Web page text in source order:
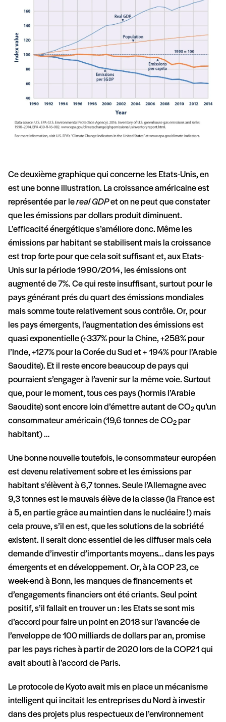
Ce deuxième graphique qui concerne les Etats-Unis, en
est une bonne illustration. La croissance américaine est
représentée par lereal GDPet on ne peut que constater
que les émissions par dollars produit diminuent.
L’efficacité énergétique s’améliore donc. Même les
émissions par habitant se stabilisent mais la croissance
est trop forte pour que cela soit suffisant et, aux Etats-
Unis sur la période 1990/2014, les émissions ont
augmenté de 7%. Ce qui reste insuffisant, surtout pour le
pays générant prés du quart des émissions mondiales
mais somme toute relativement sous contrôle. Or, pour
les pays émergents, l’augmentation des émissions est
quasi exponentielle (+337% pour la Chine, +258% pour
l’Inde, +127% pour la Corée du Sud et + 194% pour l’Arabie
Saoudite). Et il reste encore beaucoup de pays qui
pourraient s’engager à l’avenir sur la même voie. Surtout
que, pour le moment, tous ces pays (hormis l’Arabie
Saoudite) sont encore loin d’émettre autant de CO2 qu’un
consommateur américain (19,6 tonnes de CO2 par
habitant) …
Une bonne nouvelle toutefois, le consommateur européen
est devenu relativement sobre et les émissions par
habitant s’élèvent à 6,7 tonnes. Seule l’Allemagne avec
9,3 tonnes est le mauvais élève de la classe (la France est
à 5, en partie grâce au maintien dans le nucléaire !) mais
cela prouve, s’il en est, que les solutions de la sobriété
existent. Il serait donc essentiel de les diffuser mais cela
demande d’investir d’importants moyens… dans les pays
émergents et en développement. Or, à la COP 23, ce
week-end à Bonn, les manques de financements et
d’engagements financiers ont été criants. Seul point
positif, s’il fallait en trouver un : les Etats se sont mis
d’accord pour faire un point en 2018 sur l’avancée de
l’enveloppe de 100 milliards de dollars par an, promise
par les pays riches à partir de 2020 lors de la COP21 qui
avait abouti à l’accord de Paris.
Le protocole de Kyoto avait mis en place un mécanisme
intelligent qui incitait les entreprises du Nord à investir
dans des projets plus respectueux de l’environnement